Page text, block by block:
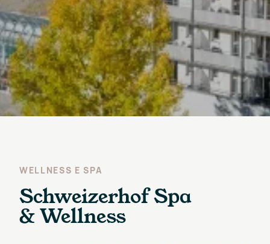
WELLNESS E SPA
Schweizerhof Spa
& Wellness